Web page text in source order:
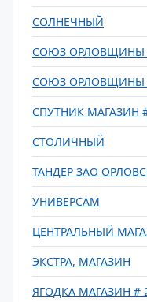
СОЛНЕЧНЫЙ
СОЮЗ ОРЛОВЩИНЫ
СОЮЗ ОРЛОВЩИНЫ
СПУТНИК МАГАЗИН
СТОЛИЧНЫЙ
ТАНДЕР ЗАО
УНИВЕРСАМ
ЦЕНТРАЛЬНЫЙ
ЭКСТРА, МАГАЗИН
ЯГОДКА МАГАЗИН #